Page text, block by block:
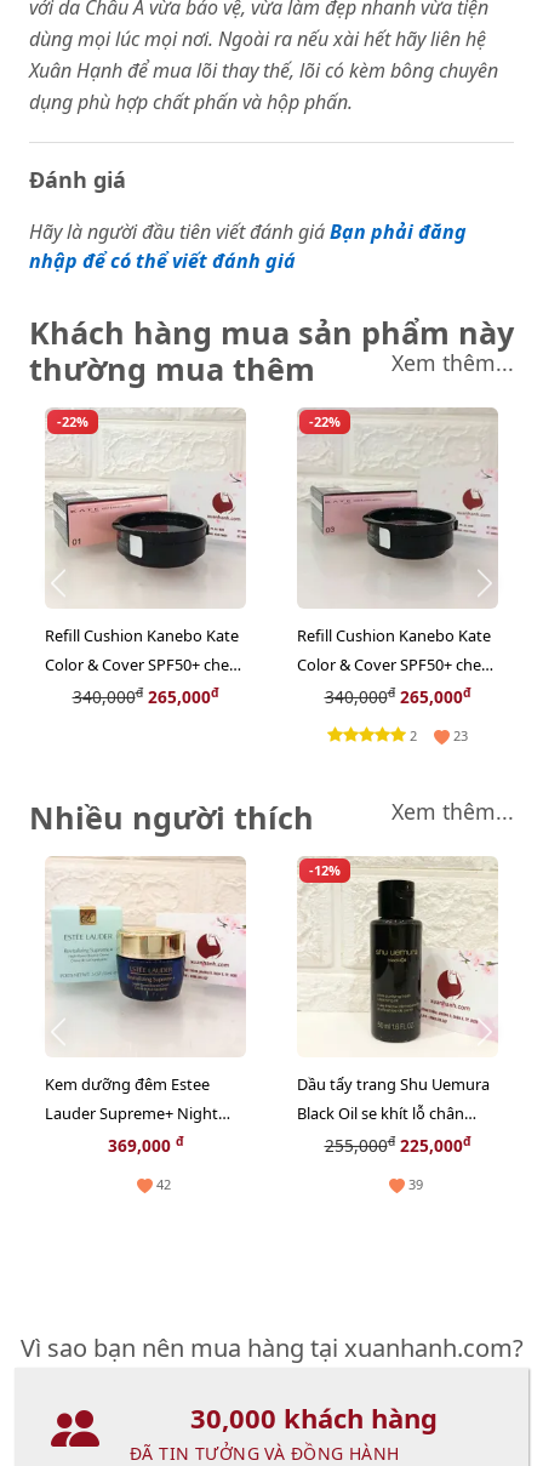
với da Châu Á vừa bảo vệ, vừa làm đẹp nhanh vừa tiện
dùng mọi lúc mọi nơi. Ngoài ra nếu xài hết hãy liên hệ
Xuân Hạnh để mua lõi thay thế, lõi có kèm bông chuyên
dụng phù hợp chất phấn và hộp phấn.
Đánh giá
Hãy là người đầu tiên viết đánh giáBạn phải đăng
nhập để có thể viết đánh giá
Khách hàng mua sản phẩm này
thường mua thêm
Xem thêm...
-22%
Refill Cushion Kanebo Kate
Color & Cover SPF50+ che
phủ tốt, lì mịn, #01 trắng
340,000đ265,000đ
-22%
Refill Cushion Kanebo Kate
Color & Cover SPF50+ che
phủ tốt, lì mịn, #03 sáng
ánh tím
340,000đ265,000đ
2 23
Nhiều người thích Xem thêm...
Kem dưỡng đêm Estee
Lauder Supreme+ Night
phục hồi và tăng sinh
369,000 đ
42
-12%
Dầu tẩy trang Shu Uemura
Black Oil se khít lỗ chân
lông, sạch bã nhờn - 50ml
255,000đ225,000đ
39
Vì sao bạn nên mua hàng tại xuanhanh.com?
30,000 khách hàng
ĐÃ TIN TƯỞNG VÀ ĐỒNG HÀNH